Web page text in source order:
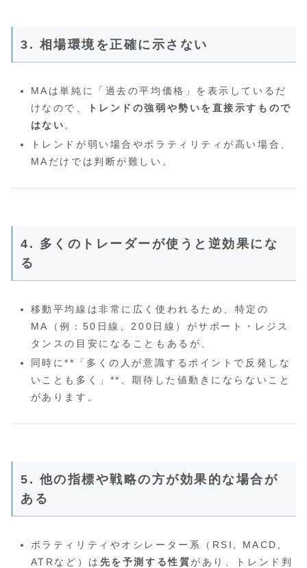
3. 相場環境を正確に示さない
MAは単純に「過去の平均価格」を表示しているだ
けなので、
トレンドの強弱や勢いを直接示すもので
はない 。
トレンドが弱い場合やボラティリティが高い場合、
MAだけでは判断が難しい。
4. 多くのトレーダーが使うと逆効果にな
る
移動平均線は非常に広く使われるため、特定の
MA（例：50日線、200日線）がサポート・レジス
タンスの目安になることもあるが、
同時に**「多くの人が意識するポイントで反発しな
いことも多く」**、期待した値動きにならないこと
があります。
5. 他の指標や戦略の方が効果的な場合が
ある
ボラティリティやオシレーター系（RSI, MACD,
ATRなど）は 先を予測する性質があり、トレンド判